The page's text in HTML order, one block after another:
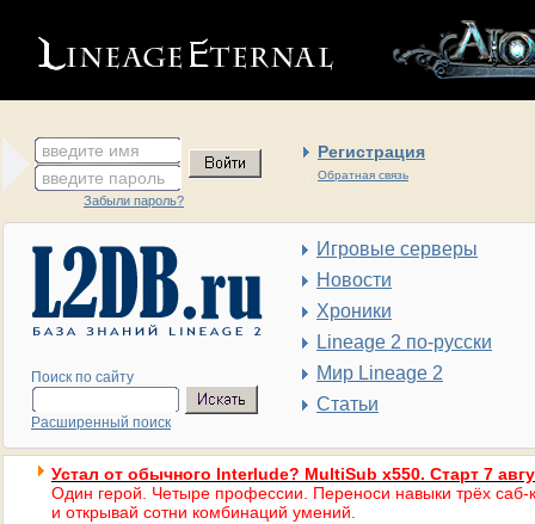
введите имя Регистрация
Обратная связь
введите пароль
Забыли пароль?
Поиск по сайту
Расширенный поиск
Игровые серверы
Новости
Хроники
Lineage 2 по-русски
Мир Lineage 2
Статьи
Устал от обычного Interlude? MultiSub x550. Старт 7
Один герой. Четыре профессии. Переноси навыки трёх саб-
и открывай сотни комбинаций умений.